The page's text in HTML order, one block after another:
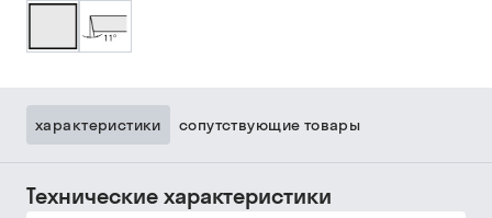
характеристики сопутствующие товары
Технические характеристики